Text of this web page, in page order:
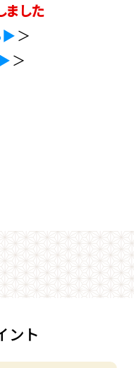
ました
▶＞
＞
ント